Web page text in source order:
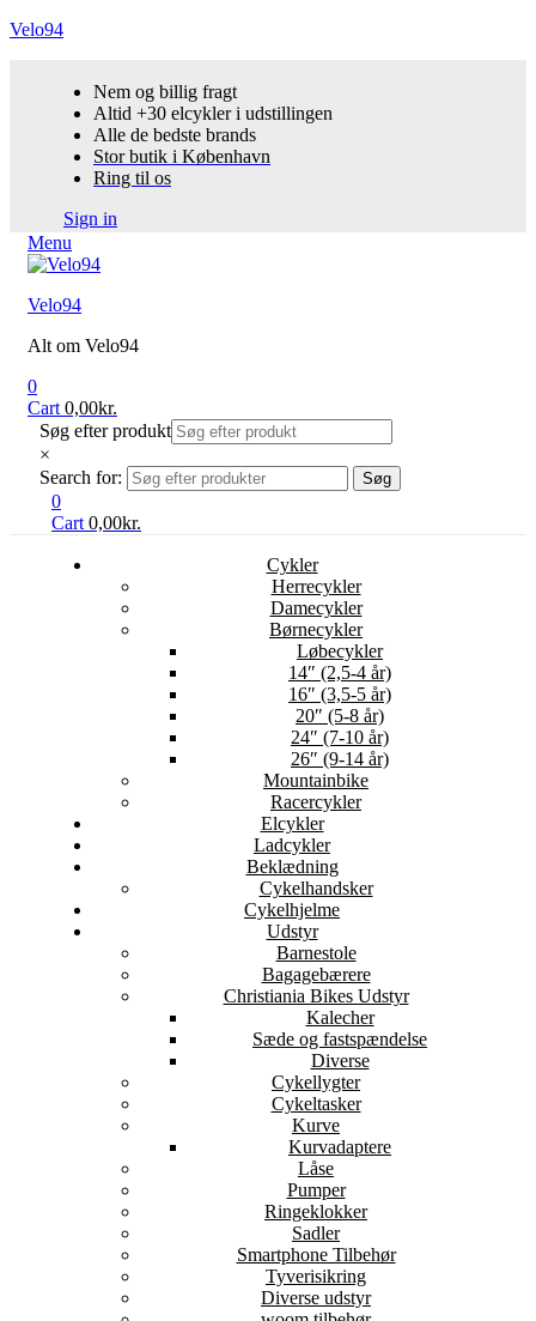
Velo94
Nem og billig fragt
Altid +30 elcykler i udstillingen
Alle de bedste brands
Stor butik i København
Ring til os
Sign in
Menu
Velo94
Alt om Velo94
0
Cart 0,00kr.
Søg efter produkt
×
Search for:
Søg
0
Cart 0,00kr.
Cykler
Herrecykler
Damecykler
Børnecykler
Løbecykler
14″ (2,5-4 år)
16″ (3,5-5 år)
20″ (5-8 år)
24″ (7-10 år)
26″ (9-14 år)
Mountainbike
Racercykler
Elcykler
Ladcykler
Beklædning
Cykelhandsker
Cykelhjelme
Udstyr
Barnestole
Bagagebærere
Christiania Bikes Udstyr
Kalecher
Sæde og fastspændelse
Diverse
Cykellygter
Cykeltasker
Kurve
Kurvadaptere
Låse
Pumper
Ringeklokker
Sadler
Smartphone Tilbehør
Tyverisikring
Diverse udstyr